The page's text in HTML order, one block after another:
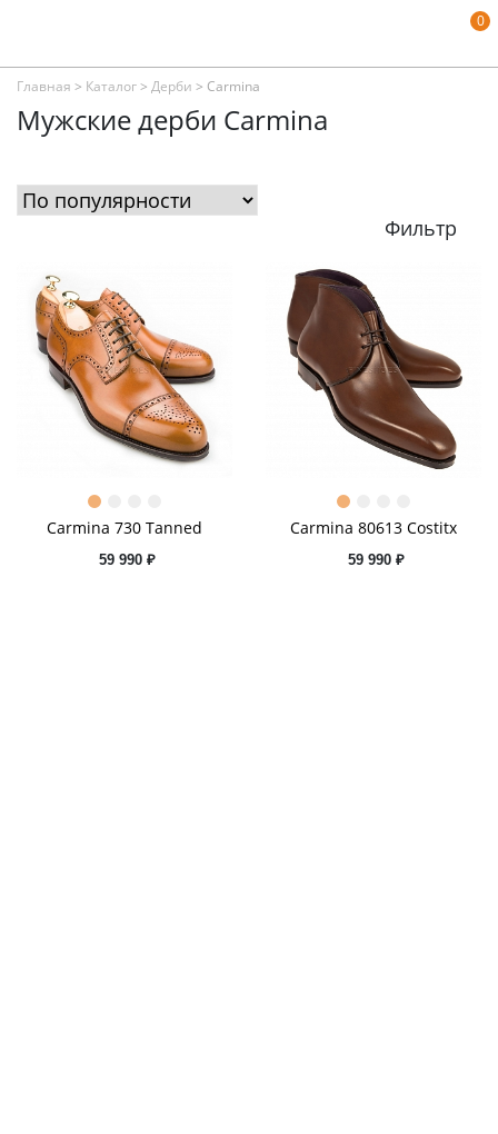
0
Главная > Каталог> Дерби > Carmina
Мужские дерби Carmina
Фильтр
Carmina 730 Tanned
59 990 ₽
Carmina 80613 Costitx
59 990 ₽